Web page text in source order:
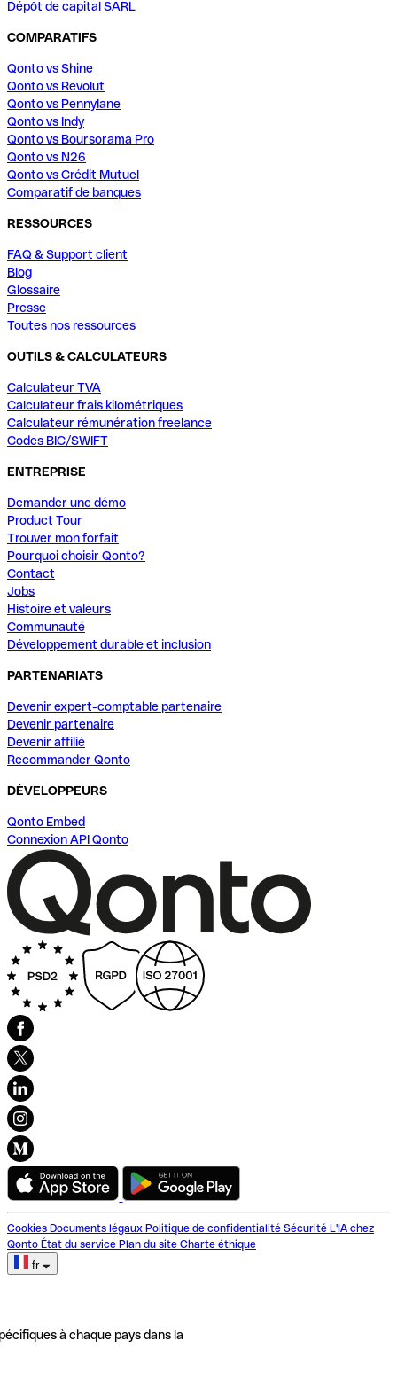
Dépôt de capital SARL
COMPARATIFS
Qonto vs Shine
Qonto vs Revolut
Qonto vs Pennylane
Qonto vs Indy
Qonto vs Boursorama Pro
Qonto vs N26
Qonto vs Crédit Mutuel
Comparatif de banques
RESSOURCES
FAQ & Support client
Blog
Glossaire
Presse
Toutes nos ressources
OUTILS & CALCULATEURS
Calculateur TVA
Calculateur frais kilométriques
Calculateur rémunération freelance
Codes BIC/SWIFT
ENTREPRISE
Demander une démo
Product Tour
Trouver mon forfait
Pourquoi choisir Qonto?
Contact
Jobs
Histoire et valeurs
Communauté
Développement durable et inclusion
PARTENARIATS
Devenir expert-comptable partenaire
Devenir partenaire
Devenir affilié
Recommander Qonto
DÉVELOPPEURS
Qonto Embed
Connexion API Qonto
Cookies Documents légaux Politique de confidentialité Sécurité L'IA chez
Qonto État du service Plan du site Charte éthique
fr
à chaque pays dans la